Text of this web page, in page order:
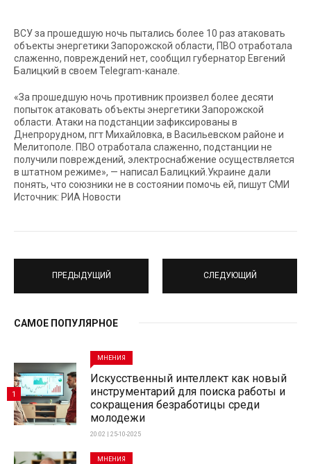
ВСУ за прошедшую ночь пытались более 10 раз атаковать
объекты энергетики Запорожской области, ПВО отработала
слаженно, повреждений нет, сообщил губернатор Евгений
Балицкий в своем Telegram-канале.
«За прошедшую ночь противник произвел более десяти
попыток атаковать объекты энергетики Запорожской
области. Атаки на подстанции зафиксированы в
Днепрорудном, пгт Михайловка, в Васильевском районе и
Мелитополе. ПВО отработала слаженно, подстанции не
получили повреждений, электроснабжение осуществляется
в штатном режиме», — написал Балицкий.Украине дали
понять, что союзники не в состоянии помочь ей, пишут СМИ
Источник: РИА Новости
ПРЕДЫДУЩИЙ СЛЕДУЮЩИЙ
САМОЕ ПОПУЛЯРНОЕ
МНЕНИЯ
Искусственный интеллект как новый
инструментарий для поиска работы и
сокращения безработицы среди
молодежи
20:02 | 25-10-2025
1
МНЕНИЯ